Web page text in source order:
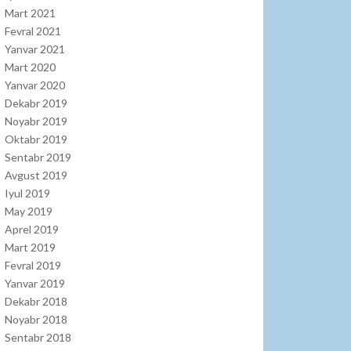
Mart 2021
Fevral 2021
Yanvar 2021
Mart 2020
Yanvar 2020
Dekabr 2019
Noyabr 2019
Oktabr 2019
Sentabr 2019
Avgust 2019
Iyul 2019
May 2019
Aprel 2019
Mart 2019
Fevral 2019
Yanvar 2019
Dekabr 2018
Noyabr 2018
Sentabr 2018